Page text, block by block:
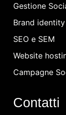
Gestione
Brand identity
SEO e SEM
Website
Campagne
Contatti